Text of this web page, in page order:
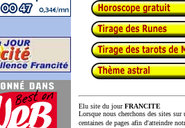
Elu site du jourFRANCITE
Lorsque nous cherchons des sites
centaines de pages afin d'atteindre